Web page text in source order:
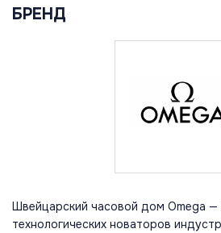
БРЕНД
Швейцарский часовой дом Omega —
технологических новаторов